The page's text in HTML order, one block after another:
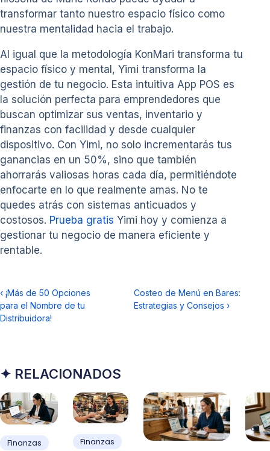
transformar tanto nuestro espacio físico como
nuestra mentalidad hacia el trabajo.
Al igual que la metodología KonMari transforma tu
espacio físico y mental, Yimi transforma la
gestión de tu negocio. Esta intuitiva App POS es
la solución perfecta para emprendedores que
buscan optimizar sus ventas, inventario y
finanzas con facilidad y desde cualquier
dispositivo. Con Yimi, no solo incrementarás tus
ganancias en un 50%, sino que también
ahorrarás valiosas horas cada día, permitiéndote
enfocarte en lo que realmente amas. No te
quedes atrás con sistemas anticuados y
costosos. Prueba gratis Yimi hoy y comienza a
gestionar tu negocio de manera eficiente y
rentable.
‹ ¡Más de 50 Opciones
para el Nombre de tu
Distribuidora!
Costeo de Menú en Bares:
Estrategias y Consejos ›
✦ RELACIONADOS
Finanzas Finanzas